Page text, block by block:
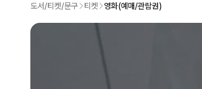
도서/티켓/문구 티켓 영화(예매/관람권)